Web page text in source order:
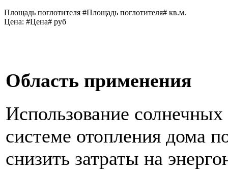
Площадь поглотителя #Площадь поглотителя# кв.м.
Цена: #Цена# руб
Область применения
Использование солнечных
системе отопления дома
снизить затраты на